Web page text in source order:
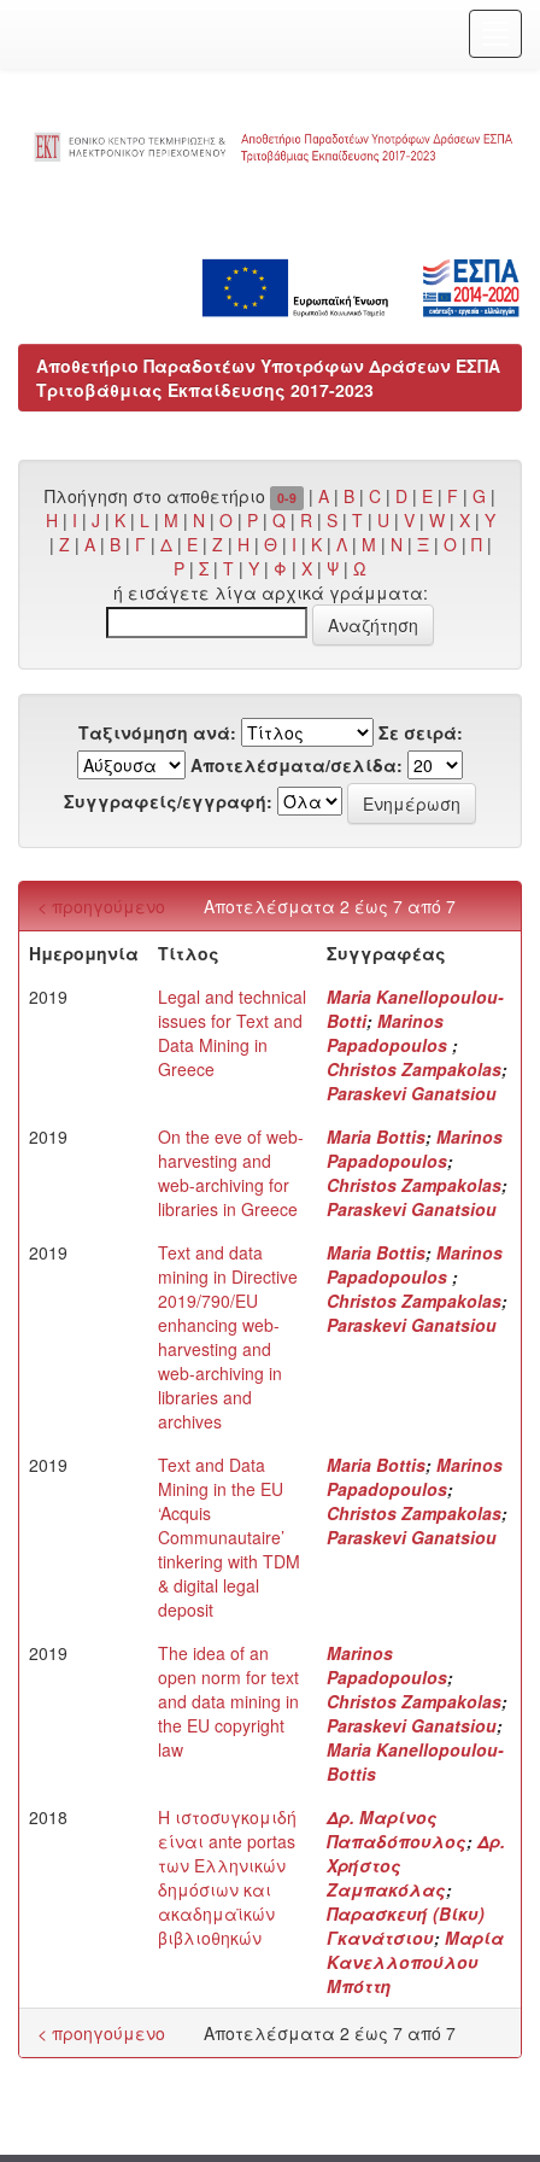
Αποθετήριο Παραδοτέων Υποτρόφων Δράσεων ΕΣΠΑ
Τριτοβάθμιας Εκπαίδευσης 2017-2023
Πλοήγηση στο αποθετήριο 0-9 |A | B |C | D | E | F |G |
H | I | J | K | L | M | N | O | P | Q | R | S | T | U | V | W | X | Y
| Z | Α | Β | Γ | Δ | Ε | Ζ | Η | Θ | Ι | Κ | Λ | Μ | Ν | Ξ | Ο | Π |
Ρ | Σ | Τ | Υ | Φ | Χ | Ψ | Ω
ή εισάγετε λίγα αρχικά γράμματα:
Ταξινόμηση ανά:
Σε σειρά:
Αποτελέσματα/σελίδα:
Συγγραφείς/εγγραφή:
Αποτελέσματα 2 έως 7 από 7
< προηγούμενο
Ημερομηνία
Τίτλος
Συγγραφέας
2019
Legal and technical
issues for Text and
Data Mining in
Greece
Maria Kanellopoulou-
Botti; Marinos
Papadopoulos ;
Christos Zampakolas;
Paraskevi Ganatsiou
2019
On the eve of web-
harvesting and
web-archiving for
libraries in Greece
Maria Bottis; Marinos
Papadopoulos;
Christos Zampakolas;
Paraskevi Ganatsiou
2019
Text and data
mining in Directive
2019/790/EU
enhancing web-
harvesting and
web-archiving in
libraries and
archives
Μaria Bottis; Marinos
Papadopoulos ;
Christos Zampakolas;
Paraskevi Ganatsiou
2019
Text and Data
Mining in the EU
‘Acquis
Communautaire’
tinkering with TDM
& digital legal
deposit
Maria Bottis; Marinos
Papadopoulos;
Christos Zampakolas;
Paraskevi Ganatsiou
2019
The idea of an
open norm for text
and data mining in
the EU copyright
law
Marinos
Papadopoulos;
Christos Zampakolas;
Paraskevi Ganatsiou;
Maria Kanellopoulou-
Bottis
2018
Η ιστοσυγκομιδή
είναι ante portas
των Ελληνικών
δημόσιων και
ακαδημαϊκών
βιβλιοθηκών
Δρ. Μαρίνος
Παπαδόπουλος;Δρ.
Χρήστος
Ζαμπακόλας;
Παρασκευή (Βίκυ)
Γκανάτσιου; Μαρία
Κανελλοπούλου
Μπόττη
Αποτελέσματα 2 έως 7 από 7
< προηγούμενο